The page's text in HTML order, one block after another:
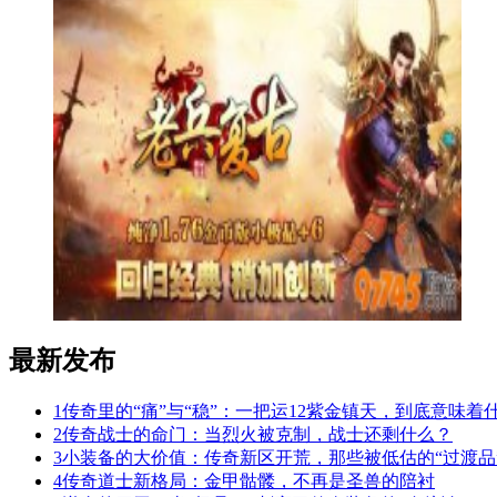
最新发布
1传奇里的“痛”与“稳”：一把运12紫金镇天，到底意味着
2传奇战士的命门：当烈火被克制，战士还剩什么？
3小装备的大价值：传奇新区开荒，那些被低估的“过渡品
4传奇道士新格局：金甲骷髅，不再是圣兽的陪衬